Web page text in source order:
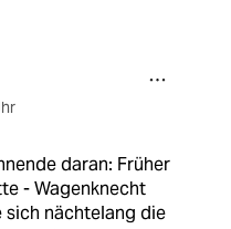
daran: Früher
- Wagenknecht
sich nächtelang die